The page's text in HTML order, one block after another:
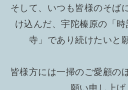
そして、いつも皆様のそば
け込んだ、宇陀榛原の「
寺」であり続けたいと
皆様方には一掃のご愛顧の
願い申し上げ